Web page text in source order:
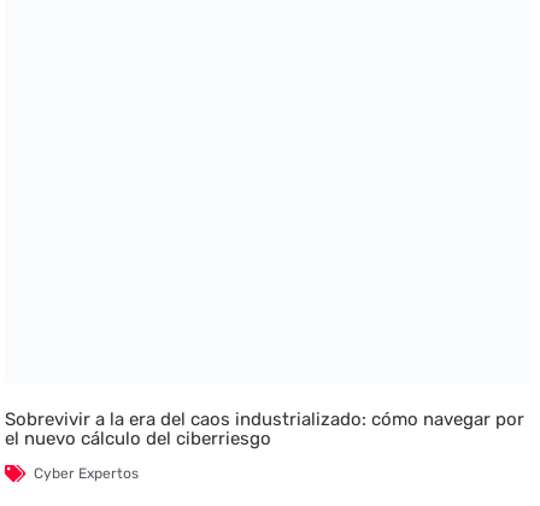
Sobrevivir a la era del caos industrializado: cómo navegar por
el nuevo cálculo del ciberriesgo
Cyber Expertos